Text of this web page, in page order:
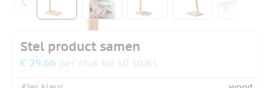
Stel product samen
€ 29,66 per stuk bij 10 stuks